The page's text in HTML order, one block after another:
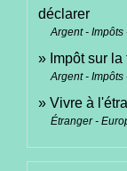
déclarer
Argent -
Impôt sur
Argent -
Vivre à
Étranger -